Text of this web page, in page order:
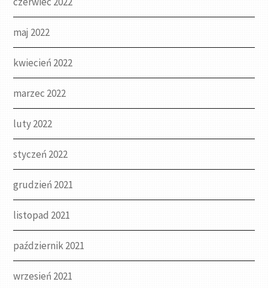
maj 2022
kwiecień 2022
marzec 2022
luty 2022
styczeń 2022
grudzień 2021
listopad 2021
październik 2021
wrzesień 2021